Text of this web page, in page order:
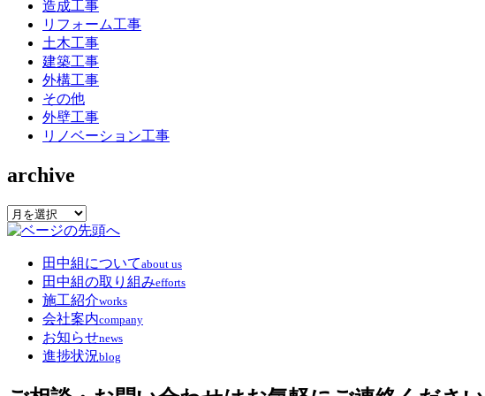
造成工事
リフォーム工事
土木工事
建築工事
外構工事
その他
外壁工事
リノベーション工事
archive
archive
田中組についてabout us
田中組の取り組みefforts
施工紹介works
会社案内company
お知らせnews
進捗状況blog